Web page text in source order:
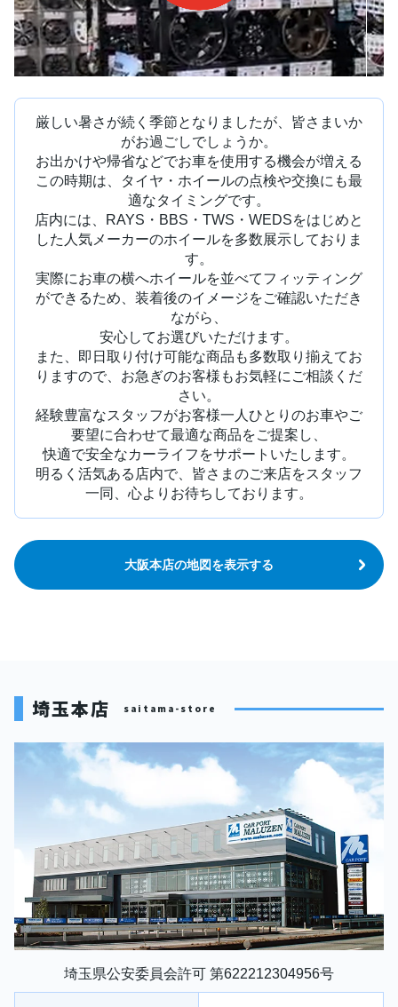
厳しい暑さが続く季節となりましたが、皆さまいか
がお過ごしでしょうか。
お出かけや帰省などでお車を使用する機会が増える
この時期は、タイヤ・ホイールの点検や交換にも最
適なタイミングです。
店内には、RAYS・BBS・TWS・WEDSをはじめと
した人気メーカーのホイールを多数展示しておりま
す。
実際にお車の横へホイールを並べてフィッティング
ができるため、装着後のイメージをご確認いただき
ながら、
安心してお選びいただけます。
また、即日取り付け可能な商品も多数取り揃えてお
りますので、お急ぎのお客様もお気軽にご相談くだ
さい。
経験豊富なスタッフがお客様一人ひとりのお車やご
要望に合わせて最適な商品をご提案し、
快適で安全なカーライフをサポートいたします。
明るく活気ある店内で、皆さまのご来店をスタッフ
一同、心よりお待ちしております。
大阪本店の地図を表示する
埼玉本店 saitama-store
埼玉県公安委員会許可 第622212304956号